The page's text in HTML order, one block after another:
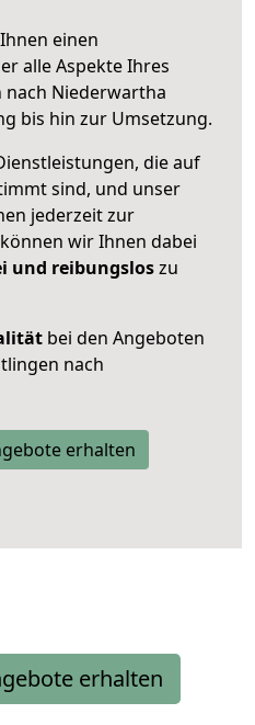
einen
alle Aspekte Ihres
nach Niederwartha
bis hin zur Umsetzung.
die auf
sind, und unser
jederzeit zur
wir Ihnen dabei
und reibungsloszu
bei den Angeboten
nach
erhalten
erhalten